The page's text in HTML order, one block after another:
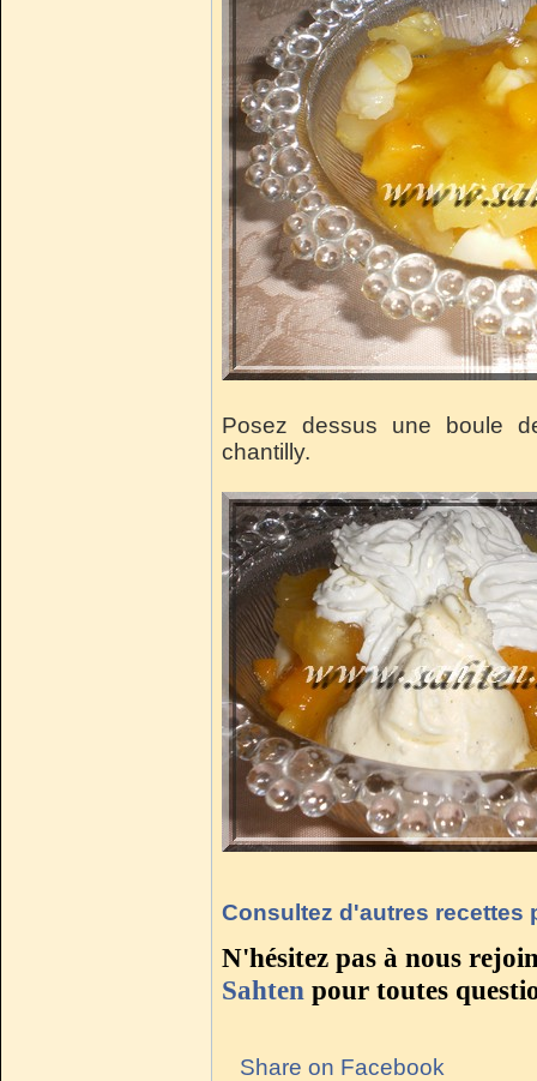
Posez dessus une boule
chantilly.
Consultez d'autres recettes
N'hésitez pas à nous
Sahten pour toutes
Share on Facebook